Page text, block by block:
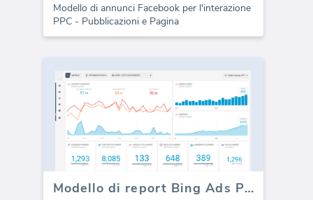
Modello di annunci Facebook per l'interazione
PPC - Pubblicazioni e Pagina
Modello di report Bing Ads PPC (Report)